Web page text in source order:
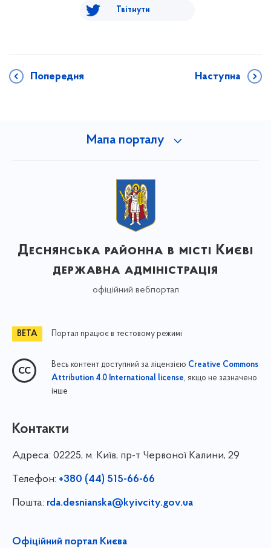
Твітнути
Попередня Наступна
Мапа порталу
Деснянська районна в місті Києві
державна адміністрація
офіційний вебпортал
Портал працює в тестовому режимі
Весь контент доступний за ліцензією Creative Commons
Attribution 4.0 International license, якщо не зазначено
інше
Контакти
Адреса: 02225, м. Київ, пр-т Червоної Калини, 29
Телефон: +380 (44) 515-66-66
Пошта: rda.desnianska@kyivcity.gov.ua
Офіційний портал Києва